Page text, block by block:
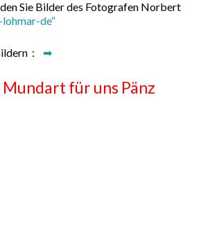
Sie Bilder des Fotografen Norbert
lohmar-de“
: ➡
für uns Pänz